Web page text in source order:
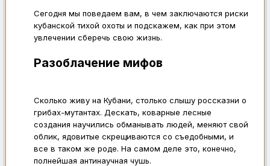
Сегодня мы поведаем вам, в чем заключаются риски
кубанской тихой охоты и подскажем, как при этом
увлечении сберечь свою жизнь.
Разоблачение мифов
Сколько живу на Кубани, столько слышу россказни о
грибах-мутантах. Дескать, коварные лесные
создания научились обманывать людей, меняют свой
облик, ядовитые скрещиваются со съедобными, и
все в таком же роде. На самом деле это, конечно,
полнейшая антинаучная чушь.